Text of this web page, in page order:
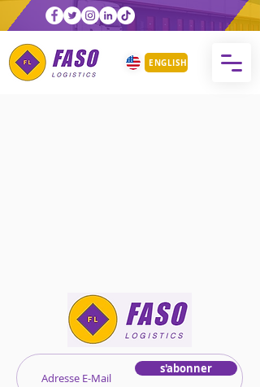
ENGLISH
s'abonner